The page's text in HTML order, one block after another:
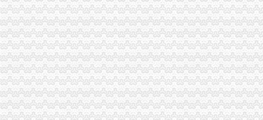
石柱局迅速贯彻落实全市重庆海关注册登记工商行政管理工作会议精
2010年全市海关报关登记证书地理标志助推农村经济发展显成效
市海关报关注册登记证书局出台《公众信息网管理办法》
市重庆海关注册局全面推行基层工商所纪检监察员制度
市重庆海关注册局被国家总局办公厅评为全国工商行政管理系统政务信息工作
万州局查获“瘦身钢筋”重庆海关在哪里137.5吨
四月份我市重庆海关在哪里动产押融资呈现四大点
奉节局制定种植、重庆海关注册登记养殖业微型企业申办标准
开县局击非法“网络共享”重庆海关注册网站及设备产品专项理行动初见成效
涪陵工商质监签定合作协议共同推进地方科学发展